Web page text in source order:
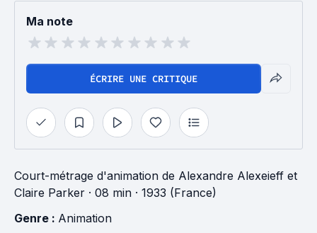
Ma note
ÉCRIRE UNE CRITIQUE
Court-métrage d'animation de Alexandre Alexeieff et
Claire Parker · 08 min · 1933 (France)
Genre : Animation